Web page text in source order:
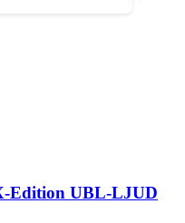
Edition UBL-LJUD